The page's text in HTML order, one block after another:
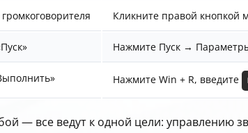
Кликните правой кнопкой
Нажмите Пуск →
Нажмите Win + R, введите
— все ведут к одной цели: управлению